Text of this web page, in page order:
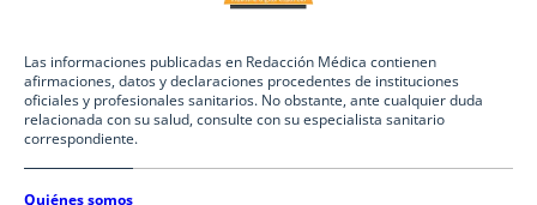
Las informaciones publicadas en Redacción Médica contienen
afirmaciones, datos y declaraciones procedentes de instituciones
oficiales y profesionales sanitarios. No obstante, ante cualquier duda
relacionada con su salud, consulte con su especialista sanitario
correspondiente.
Quiénes somos